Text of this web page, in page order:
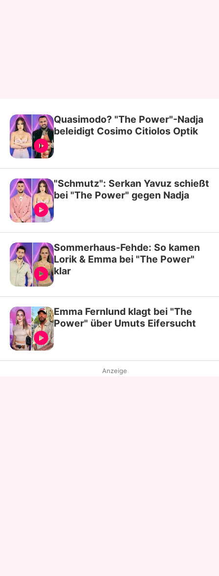
Quasimodo? "The Power"-Nadja
beleidigt Cosimo Citiolos Optik
"Schmutz": Serkan Yavuz schießt
bei "The Power" gegen Nadja
Sommerhaus-Fehde: So kamen
Lorik & Emma bei "The Power"
klar
Emma Fernlund klagt bei "The
Power" über Umuts Eifersucht
Anzeige